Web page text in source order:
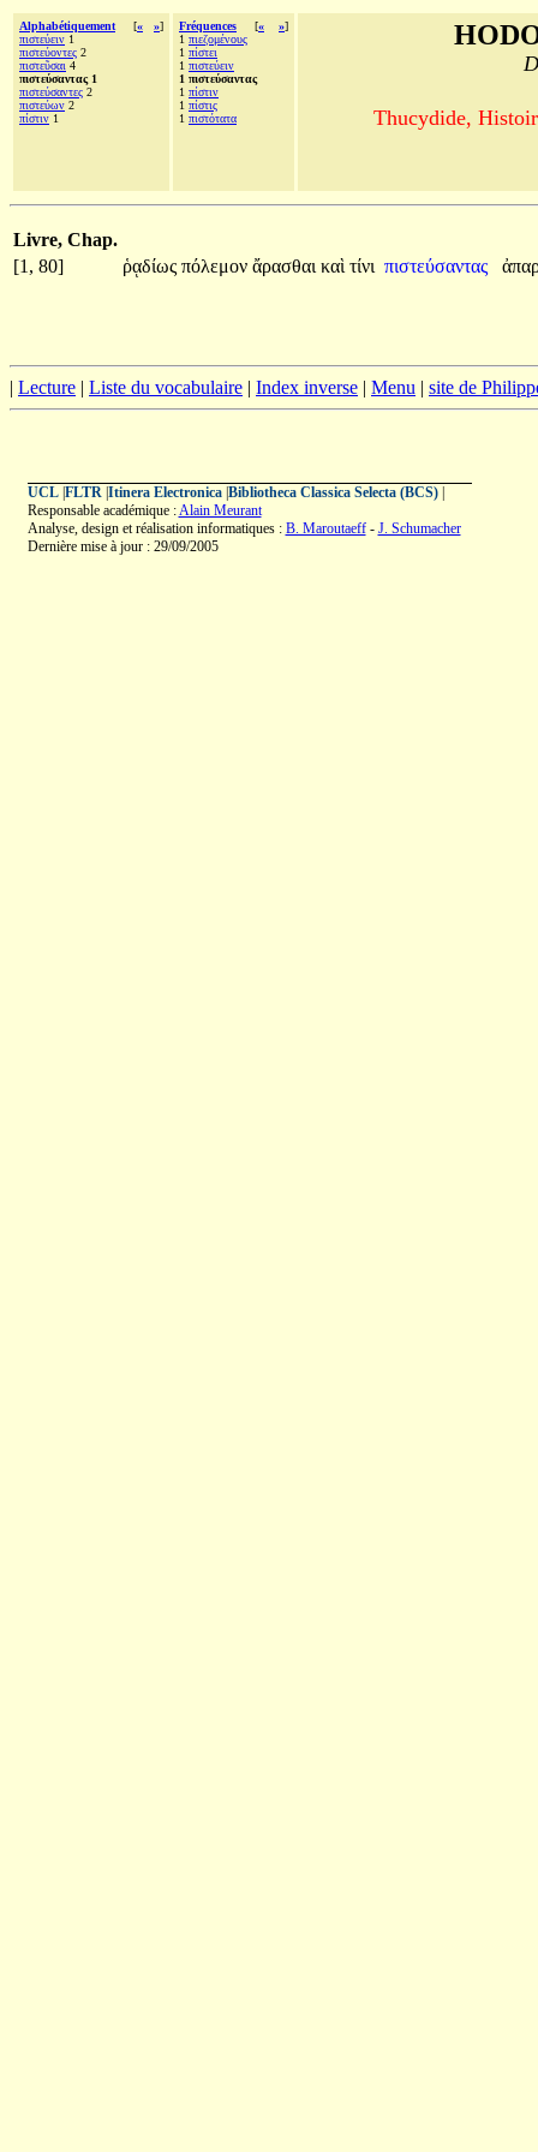
Alphabétiquement [« »]
πιστεύειν 1
πιστεύοντες 2
πιστεῦσαι 4
πιστεύσαντας 1
πιστεύσαντες 2
πιστεύων 2
πίστιν 1
Fréquences [« »]
1 πιεζομένους
1 πίστει
1 πιστεύειν
1 πιστεύσαντας
1 πίστιν
1 πίστις
1 πιστότατα Thucydide,
Livre, Chap.
[1, 80]
ῥᾳδίως πόλεμον ἄρασθαι καὶ τίνι πιστεύσαντας
| Lecture | Liste du vocabulaire | Index inverse | Menu | site de
UCL| FLTR| Itinera Electronica| Bibliotheca Classica Selecta (BCS)|
Responsable académique :Alain Meurant
Analyse, design et réalisation informatiques : B. Maroutaeff- J. Schumacher
Dernière mise à jour : 29/09/2005